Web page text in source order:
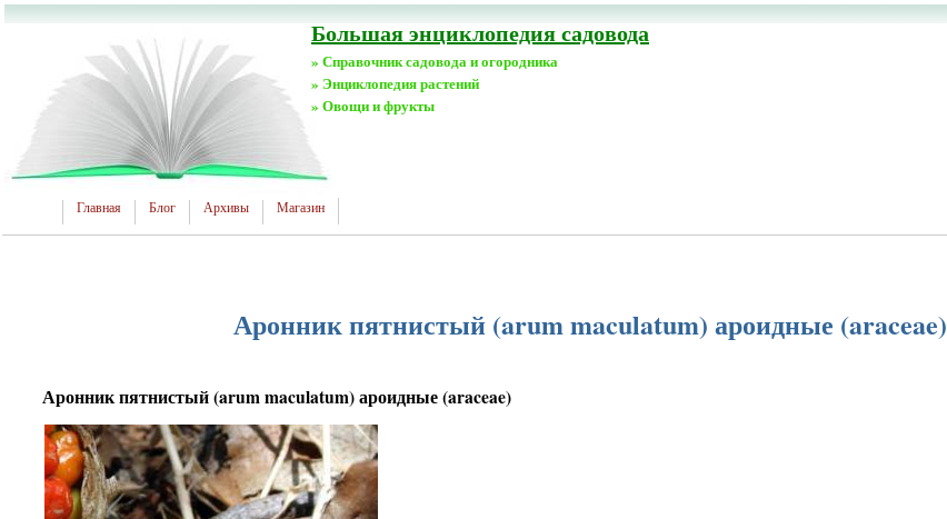
Большая энциклопедия садовода
» Справочник садовода и огородника
» Энциклопедия растений
» Овощи и фрукты
Главная Блог Архивы Магазин
Аронник пятнистый (arum maculatum) ароидные (araceae)
Аронник пятнистый (arum maculatum) ароидные (araceae)